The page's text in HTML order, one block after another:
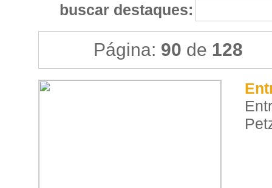
buscar destaques:
Página: 90 de 128